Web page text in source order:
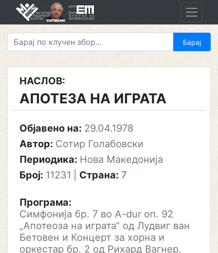
НАСЛОВ:
АПОТЕЗА НА ИГРАТА
Објавено на: 29.04.1978
Автор: Сотир Голабовски
Периодика: Нова Македонија
Број: 11231 Страна: 7
Програма:
Симфонија бр. 7 во A-dur оп. 92
„Апотеоза на играта“ од Лудвиг ван
Бетовен и Концерт за хорна и
оркестар бр. 2 од Рихард Вагнер.